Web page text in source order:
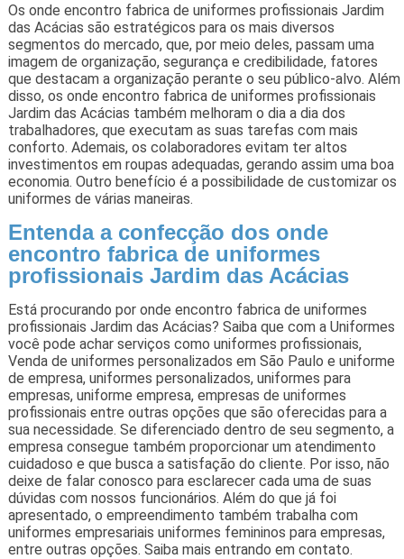
Os onde encontro fabrica de uniformes profissionais Jardim
das Acácias são estratégicos para os mais diversos
segmentos do mercado, que, por meio deles, passam uma
imagem de organização, segurança e credibilidade, fatores
que destacam a organização perante o seu público-alvo. Além
disso, os onde encontro fabrica de uniformes profissionais
Jardim das Acácias também melhoram o dia a dia dos
trabalhadores, que executam as suas tarefas com mais
conforto. Ademais, os colaboradores evitam ter altos
investimentos em roupas adequadas, gerando assim uma boa
economia. Outro benefício é a possibilidade de customizar os
uniformes de várias maneiras.
Entenda a confecção dos onde
encontro fabrica de uniformes
profissionais Jardim das Acácias
Está procurando por onde encontro fabrica de uniformes
profissionais Jardim das Acácias? Saiba que com a Uniformes
você pode achar serviços como uniformes profissionais,
Venda de uniformes personalizados em São Paulo e uniforme
de empresa, uniformes personalizados, uniformes para
empresas, uniforme empresa, empresas de uniformes
profissionais entre outras opções que são oferecidas para a
sua necessidade. Se diferenciado dentro de seu segmento, a
empresa consegue também proporcionar um atendimento
cuidadoso e que busca a satisfação do cliente. Por isso, não
deixe de falar conosco para esclarecer cada uma de suas
dúvidas com nossos funcionários. Além do que já foi
apresentado, o empreendimento também trabalha com
uniformes empresariais uniformes femininos para empresas,
entre outras opções. Saiba mais entrando em contato.